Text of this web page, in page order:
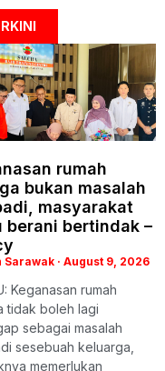
rumah
bukan masalah
masyarakat
berani bertindak –
Sarawak August 9, 2026
Keganasan rumah
tidak boleh lagi
sebagai masalah
sesebuah keluarga,
memerlukan